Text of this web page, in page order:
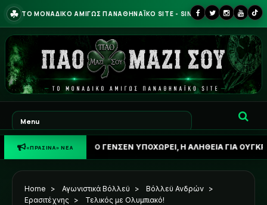
☘ ΤΟ ΜΟΝΑΔΙΚΟ ΑΜΙΓΩΣ ΠΑΝΑΘΗΝΑΪΚΟ SITE - SINCE 2013
«ΠΡΑΣΙΝΑ» ΝΕΑ
ΦΩΝΗ: Ο ΓΕΝΣΕΝ ΥΠΟΧΩΡΕΙ, Η ΑΛΗΘΕΙΑ ΓΙΑ ΟΥΓΚΡΕΣΙΤΣ ΚΑΙ
Home > Αγωνιστικά Βόλλεϋ > Βόλλεϋ Ανδρών >
Ερασιτέχνης
> Τελικός με Ολυμπιακό!